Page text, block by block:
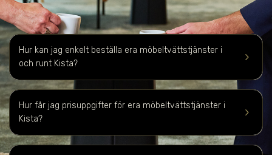
keyboard_arrow_right
Hur kan jag enkelt beställa era möbeltvättstjänster i
och runt Kista?
keyboard_arrow_right
Hur får jag prisuppgifter för era möbeltvättstjänster i
Kista?